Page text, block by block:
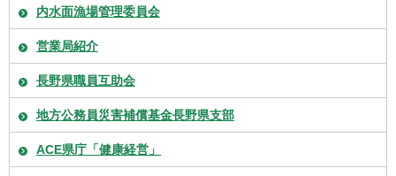
内水面漁場管理委員会
営業局紹介
長野県職員互助会
地方公務員災害補償基金長野県支部
ACE県庁「健康経営」